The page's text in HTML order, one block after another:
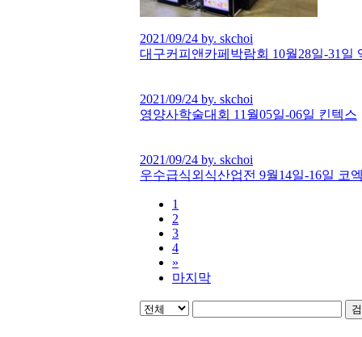
2021/09/24 by. skchoi
대구커피앤카페박람회 10월28일-31일
2021/09/24 by. skchoi
영양사학술대회 11월05일-06일 킨텍스
2021/09/24 by. skchoi
우수급식외식산업전 9월14일-16일 코
1
2
3
4
»
마지막